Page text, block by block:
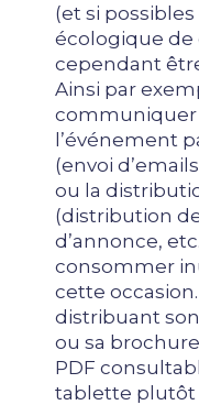
(et si possibles
écologique
cependant
Ainsi par
communiquer
l’événement
(envoi
ou la
(distribution
d’annonce,
consommer
cette
distribuant
ou sa
PDF
tablette plutôt